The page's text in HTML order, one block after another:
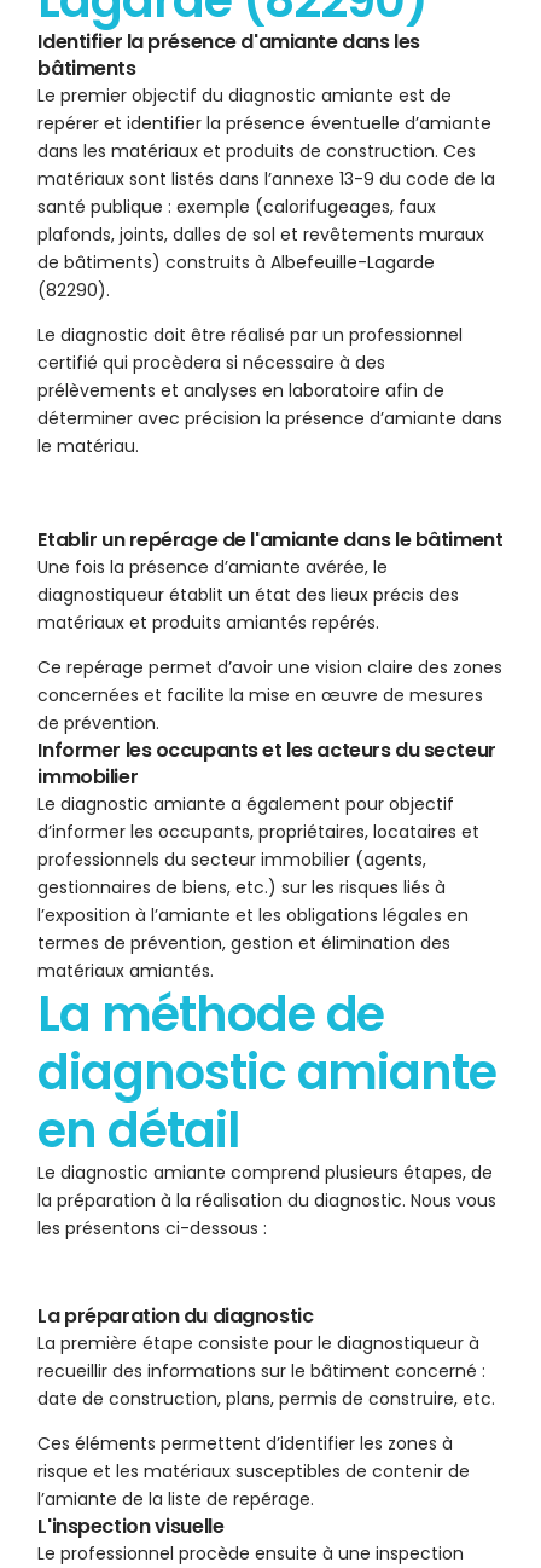
Identifier la présence d'amiante dans les
bâtiments
Le premier objectif du diagnostic amiante est de
repérer et identifier la présence éventuelle d’amiante
dans les matériaux et produits de construction. Ces
matériaux sont listés dans l’annexe 13-9 du code de la
santé publique : exemple (calorifugeages, faux
plafonds, joints, dalles de sol et revêtements muraux
de bâtiments) construits à Albefeuille-Lagarde
(82290).
Le diagnostic doit être réalisé par un professionnel
certifié qui procèdera si nécessaire à des
prélèvements et analyses en laboratoire afin de
déterminer avec précision la présence d’amiante dans
le matériau.
Etablir un repérage de l'amiante dans le bâtiment
Une fois la présence d’amiante avérée, le
diagnostiqueur établit un état des lieux précis des
matériaux et produits amiantés repérés.
Ce repérage permet d’avoir une vision claire des zones
concernées et facilite la mise en œuvre de mesures
de prévention.
Informer les occupants et les acteurs du secteur
immobilier
Le diagnostic amiante a également pour objectif
d’informer les occupants, propriétaires, locataires et
professionnels du secteur immobilier (agents,
gestionnaires de biens, etc.) sur les risques liés à
l’exposition à l’amiante et les obligations légales en
termes de prévention, gestion et élimination des
matériaux amiantés.
La méthode de
diagnostic amiante
en détail
Le diagnostic amiante comprend plusieurs étapes, de
la préparation à la réalisation du diagnostic. Nous vous
les présentons ci-dessous :
La préparation du diagnostic
La première étape consiste pour le diagnostiqueur à
recueillir des informations sur le bâtiment concerné :
date de construction, plans, permis de construire, etc.
Ces éléments permettent d’identifier les zones à
risque et les matériaux susceptibles de contenir de
l’amiante de la liste de repérage.
L'inspection visuelle
Le professionnel procède ensuite à une inspection